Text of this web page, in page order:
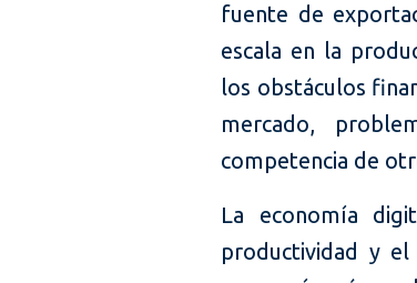
fuente de
escala en la
los obstáculos
mercado,
competencia de
La economía
productividad y